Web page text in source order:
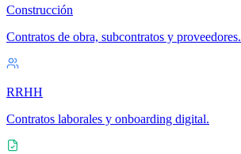
Construcción
Contratos de obra, subcontratos y proveedores.
RRHH
Contratos laborales y onboarding digital.